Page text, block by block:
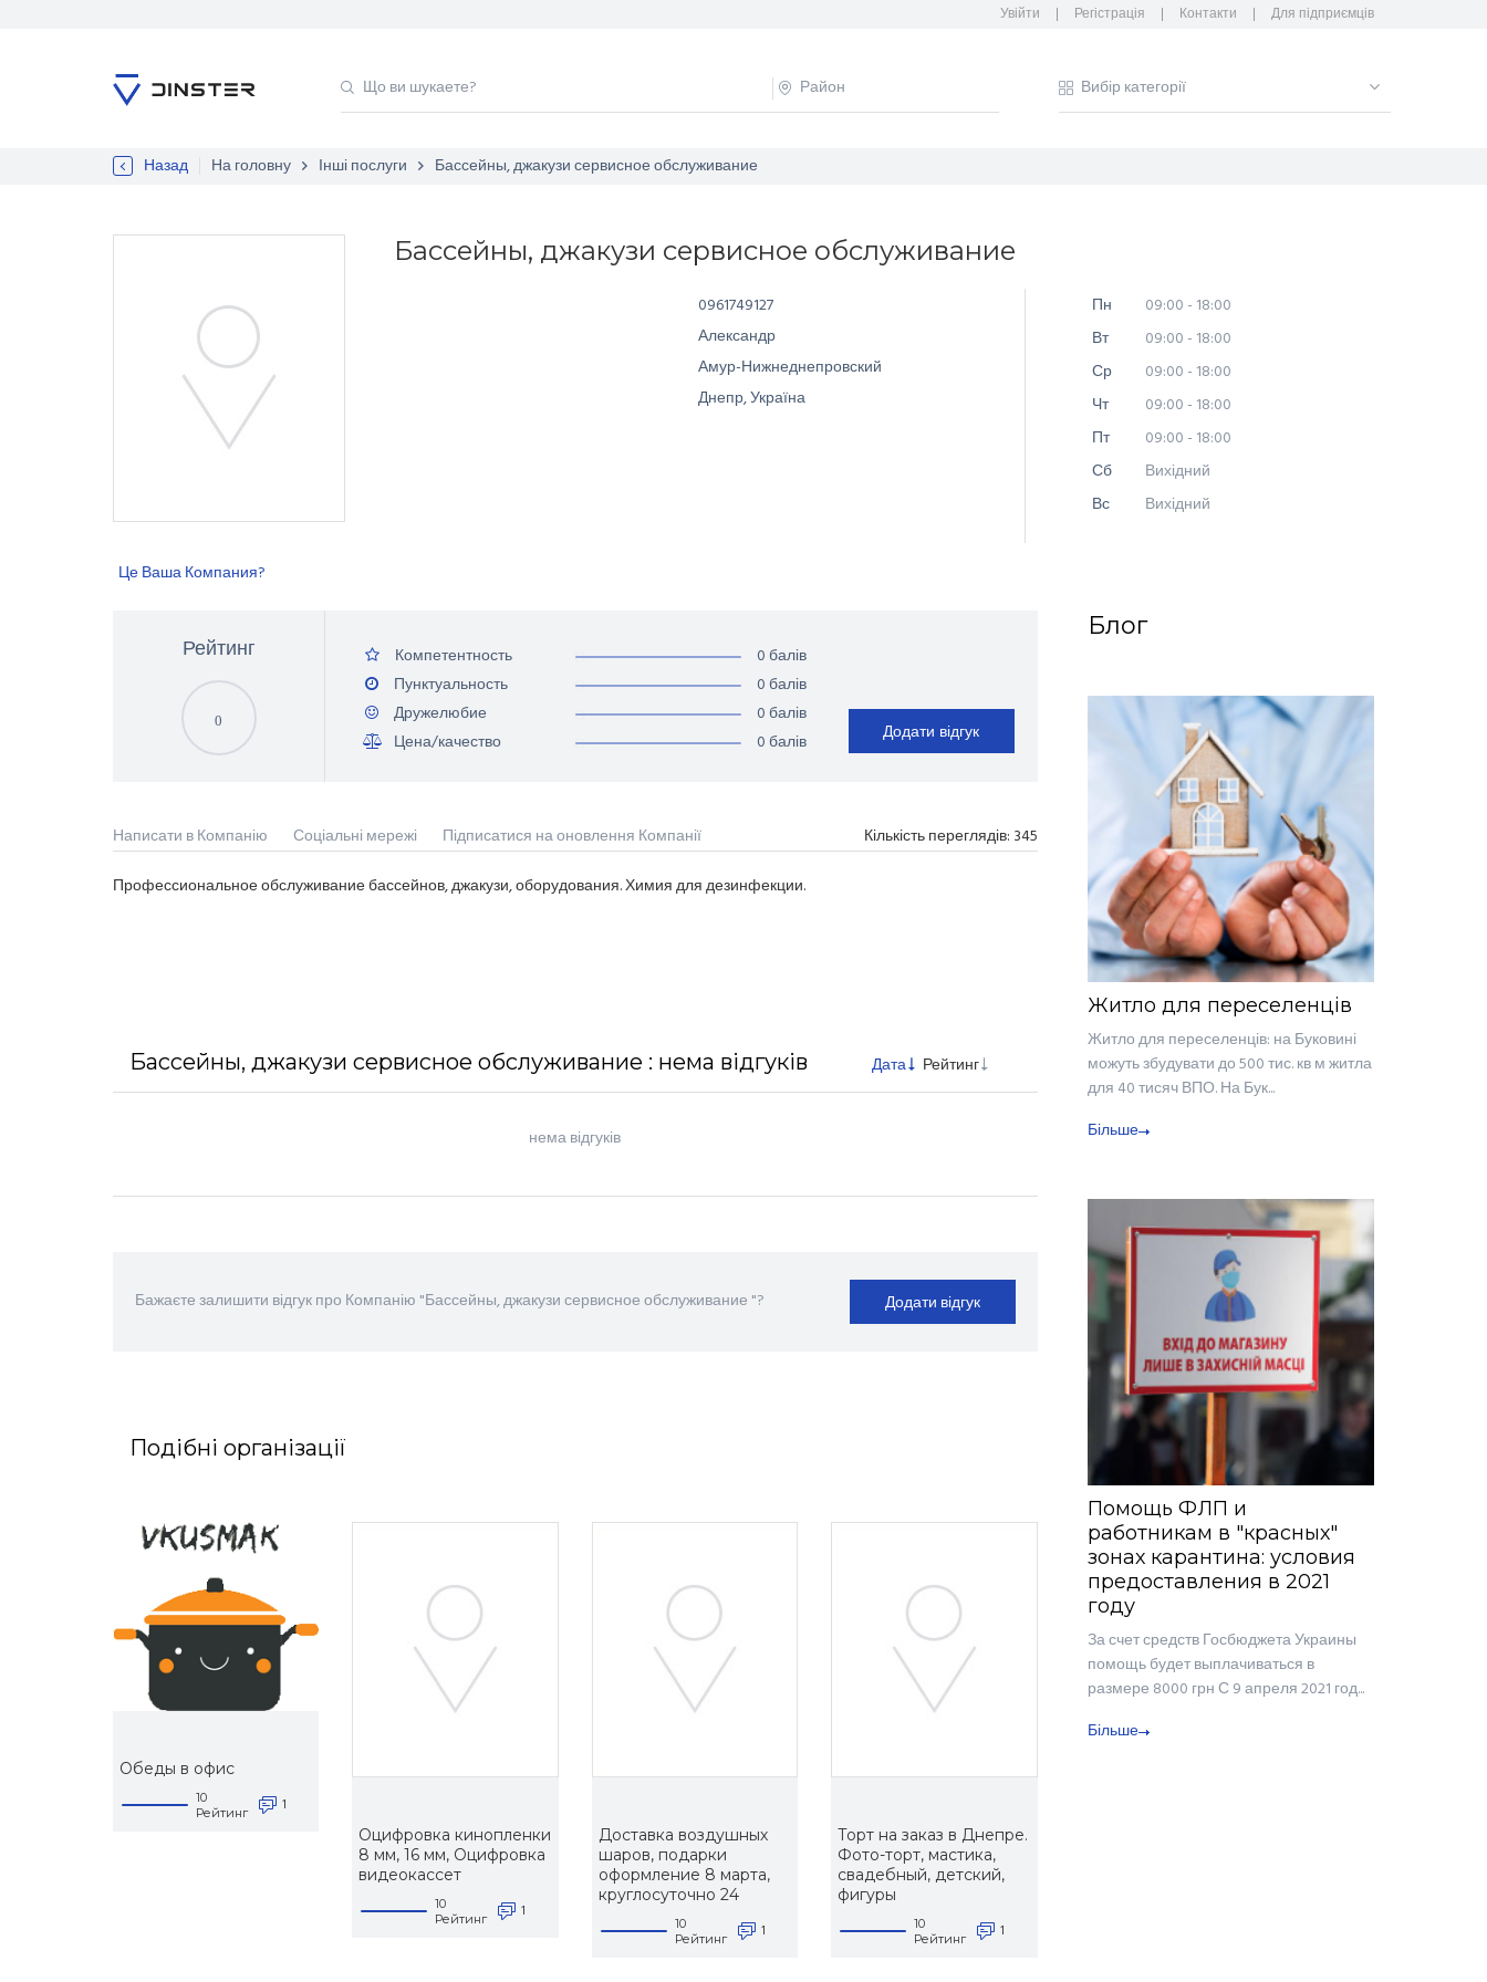
Увійти Регістрація Контакти Для підприємців
Назад На головну Інші послуги Бассейны, джакузи сервисное обслуживание
Це Ваша Компания?
Бассейны, джакузи сервисное обслуживание
0961749127
Александр
Амур-Нижнеднепровский
Днепр, Україна
Пн
09:00 - 18:00
Вт
09:00 - 18:00
Ср
09:00 - 18:00
Чт
09:00 - 18:00
Пт
09:00 - 18:00
Сб
Вихідний
Вс
Вихідний
Рейтинг
0
Компетентность
0 балів
Пунктуальность
0 балів
Дружелюбие
0 балів
Цена/качество
0 балів Додати відгук
Написати в Компанію Соціальні мережі Підписатися на оновлення Компанії Кількість переглядів: 345
Профессиональное обслуживание бассейнов, джакузи, оборудования. Химия для дезинфекции.
Бассейны, джакузи сервисное обслуживание : нема відгуків Дата Рейтинг
нема відгуків
Бажаєте залишити відгук про Компанію "Бассейны, джакузи сервисное обслуживание "? Додати відгук
Подібні організації
Обеды в офис
10
Рейтинг
1
Оцифровка кинопленки
8 мм, 16 мм, Оцифровка
видеокассет
10
Рейтинг
1
Доставка воздушных
шаров, подарки
оформление 8 марта,
круглосуточно 24
10
Рейтинг
1
Торт на заказ в Днепре.
Фото-торт, мастика,
свадебный, детский,
фигуры
10
Рейтинг
1
Блог
Житло для переселенців
Житло для переселенців: на Буковині
можуть збудувати до 500 тис. кв м житла
для 40 тисяч ВПО. На Бук...
Більше
Помощь ФЛП и
работникам в "красных"
зонах карантина: условия
предоставления в 2021
году
За счет средств Госбюджета Украины
помощь будет выплачиваться в
размере 8000 грн С 9 апреля 2021 год...
Більше